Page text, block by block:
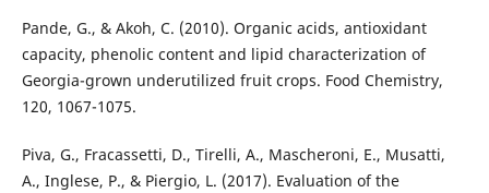
Pande, G., & Akoh, C. (2010). Organic acids, antioxidant
capacity, phenolic content and lipid characterization of
Georgia-grown underutilized fruit crops. Food Chemistry,
120, 1067-1075.
Piva, G., Fracassetti, D., Tirelli, A., Mascheroni, E., Musatti,
A., Inglese, P., & Piergio, L. (2017). Evaluation of the